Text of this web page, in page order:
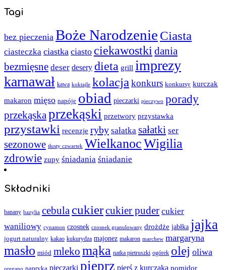
Tagi
bez pieczenia Boże Narodzenie Ciasta
ciasteczka ciastka ciasto ciekawostki dania
bezmięsne deser desery dieta grill imprezy
karnawał kawa koktajle kolacja konkurs konkursy kurczak
makaron mięso napóje obiad pieczarki pieczywo porady
przekąskaprzekąski przetwory przystawka
przystawki recenzje ryby sałatka sałatki ser
sezonowe tłusty czwartek WielkanocWigilia
zdrowie zupy śniadania śniadanie
Składniki
banany bazylia cebula cukiercukier puder cukier
waniliowy cynamon czosnek czosnek granulowany drożdże jabłka jajka
jogurt naturalny kakao kukurydza majonez makaron marchew margaryna
masło miód mleko mąka natka pietruszki ogórek olej oliwa
oregano papryka pieczarki pieprz pierś z kurczaka pomidor